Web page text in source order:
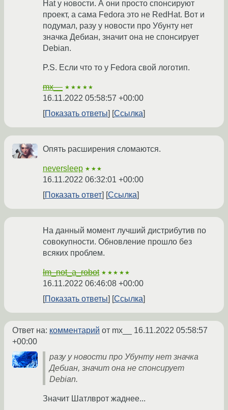
Hat у новости. А они просто спонсируют
проект, а сама Fedora это не RedHat. Вот и
подумал, разу у новости про Убунту нет
значка Дебиан, значит она не спонсирует
Debian.
P.S. Если что то у Fedora свой логотип.
mx__ ★★★★★
16.11.2022 05:58:57 +00:00
Показать ответы
Ссылка
Опять расширения сломаются.
neversleep ★★★
16.11.2022 06:32:01 +00:00
Показать ответ
Ссылка
На данный момент лучший дистрибутив по
совокупности. Обновление прошло без
всяких проблем.
Im_not_a_robot ★★★★★
16.11.2022 06:46:08 +00:00
Показать ответы
Ссылка
Ответ на: комментарий от mx__ 16.11.2022 05:58:57
+00:00
разу у новости про Убунту нет значка
Дебиан, значит она не спонсирует
Debian.
Значит Шатлврот жаднее...